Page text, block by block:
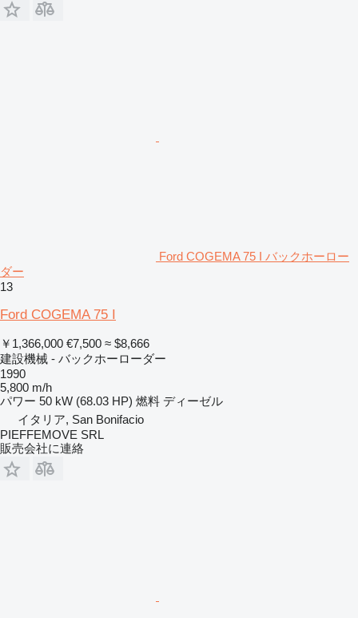
Ford COGEMA 75 I バックホーロー
ダー
13
Ford COGEMA 75 I
￥1,366,000 €7,500 ≈ $8,666
建設機械 - バックホーローダー
1990
5,800 m/h
パワー 50 kW (68.03 HP) 燃料 ディーゼル
イタリア, San Bonifacio
PIEFFEMOVE SRL
販売会社に連絡